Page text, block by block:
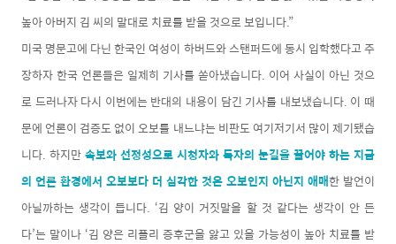
높아 아버지 김 씨의 말대로 치료를 받을 것으로 보입니다.”
미국 명문고에 다닌 한국인 여성이 하버드와 스탠퍼드에 동시 입학했다고 주
장하자 한국 언론들은 일제히 기사를 쏟아냈습니다. 이어 사실이 아닌 것으
로 드러나자 다시 이번에는 반대의 내용이 담긴 기사를 내보냈습니다. 이 때
문에 언론이 검증도 없이 오보를 내느냐는 비판도 여기저기서 많이 제기됐습
니다. 하지만속보와 선정성으로 시청자와 독자의 눈길을 끌어야 하는 지금
의 언론 환경에서 오보보다 더 심각한 것은 오보인지 아닌지 애매한 발언이
아닐까하는 생각이 듭니다. ‘김 양이 거짓말을 할 것 같다는 생각이 안 든
다’는 말이나 ‘김 양은 리플리 증후군을 앓고 있을 가능성이 높아 치료를 받